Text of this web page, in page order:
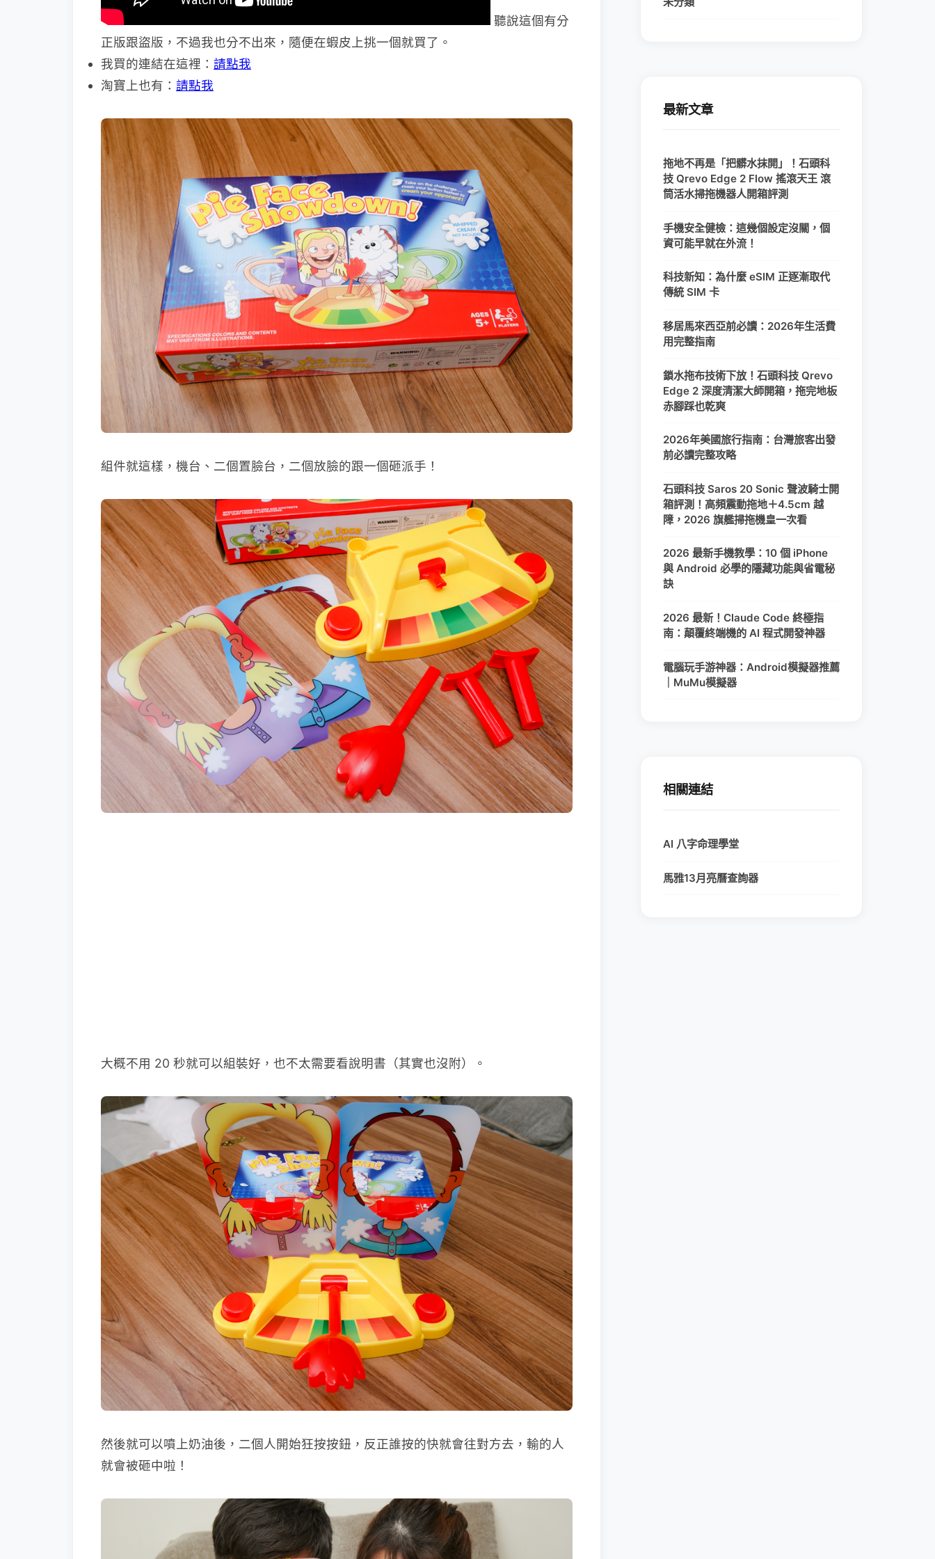
聽說這個有分
正版跟盜版，不過我也分不出來，隨便在蝦皮上挑一個就買了。
我買的連結在這裡： 請點我
淘寶上也有： 請點我
組件就這樣，機台、二個置臉台，二個放臉的跟一個砸派手！
大概不用 20 秒就可以組裝好，也不太需要看說明書（其實也沒附）。
然後就可以噴上奶油後，二個人開始狂按按鈕，反正誰按的快就會往對方去，輸的人
就會被砸中啦！
最新文章
拖地不再是「把髒水抹開」！石頭科
技 Qrevo Edge 2 Flow 搖滾天王 滾
筒活水掃拖機器人開箱評測
手機安全健檢：這幾個設定沒關，個
資可能早就在外流！
科技新知：為什麼 eSIM 正逐漸取代
傳統 SIM 卡
移居馬來西亞前必讀：2026年生活費
用完整指南
鎖水拖布技術下放！石頭科技 Qrevo
Edge 2 深度清潔大師開箱，拖完地板
赤腳踩也乾爽
2026年美國旅行指南：台灣旅客出發
前必讀完整攻略
石頭科技 Saros 20 Sonic 聲波騎士開
箱評測！高頻震動拖地＋4.5cm 越
障，2026 旗艦掃拖機皇一次看
2026 最新手機教學：10 個 iPhone
與 Android 必學的隱藏功能與省電秘
訣
2026 最新！Claude Code 終極指
南：顛覆終端機的 AI 程式開發神器
電腦玩手游神器：Android模擬器推薦
｜MuMu模擬器
相關連結
AI 八字命理學堂
馬雅13月亮曆查詢器